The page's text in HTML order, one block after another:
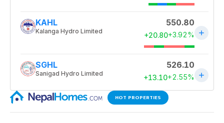
HOT PROPERTIES